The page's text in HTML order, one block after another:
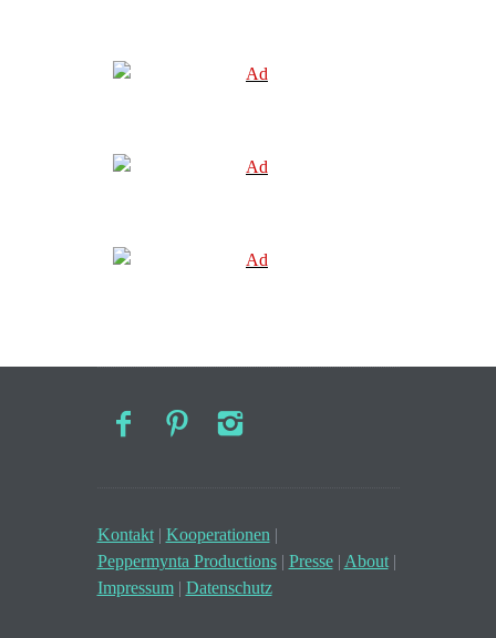
Kontakt| Kooperationen|
Peppermynta Productions| Presse| About|
Impressum| Datenschutz